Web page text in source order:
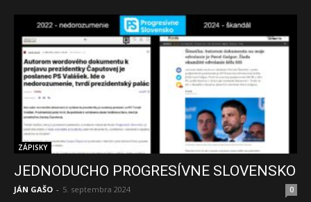
ZÁPISKY
JEDNODUCHO PROGRESÍVNE SLOVENSKO
JÁN GAŠO - 5. septembra 2024 0